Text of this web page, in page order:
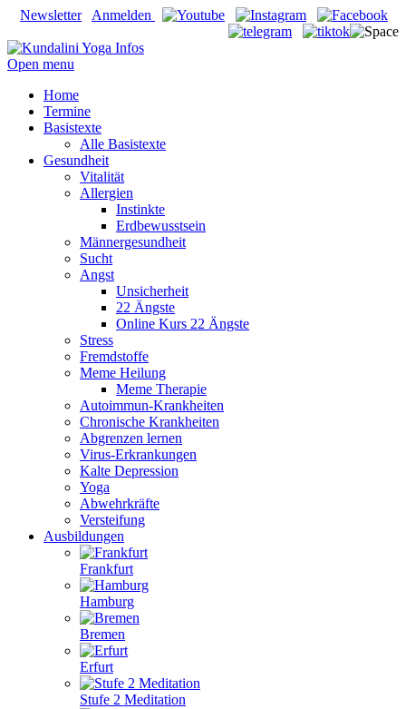
Newsletter Anmelden
Open menu
Home
Termine
Basistexte
Alle Basistexte
Gesundheit
Vitalität
Allergien
Instinkte
Erdbewusstsein
Männergesundheit
Sucht
Angst
Unsicherheit
22 Ängste
Online Kurs 22 Ängste
Stress
Fremdstoffe
Meme Heilung
Meme Therapie
Autoimmun-Krankheiten
Chronische Krankheiten
Abgrenzen lernen
Virus-Erkrankungen
Kalte Depression
Yoga
Abwehrkräfte
Versteifung
Ausbildungen
Frankfurt
Hamburg
Bremen
Erfurt
Stufe 2 Meditation